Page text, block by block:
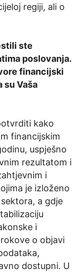
regiji, ali o
ste
poslovanja.
financijski
su Vaša
kako
financijskim
uspješno
rezultatom i
i
je izloženo
a gdje
i
o objavi
dostupni. U